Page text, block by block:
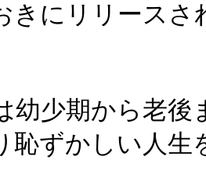
きにリリース
幼少期から老
恥ずかしい人